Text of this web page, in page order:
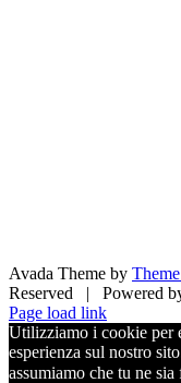
Avada Theme by
Reserved | Powered
Facebook
X
Pinterest
Instagram
Page load link
Utilizziamo i cookie per
esperienza sul nostro
assumiamo che tu ne sia